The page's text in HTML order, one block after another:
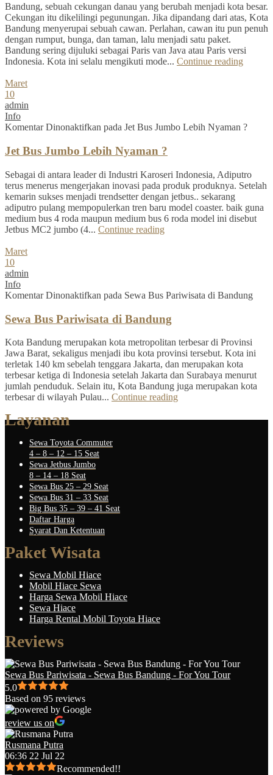
Bandung, sebuah cekungan danau yang berubah menjadi kota besar.
Cekungan itu dikelilingi pegunungan. Jika dipandang dari atas, Kota
Bandung menyerupai sebuah cawan. Perlahan, cawan itu pun penuh
dengan rumput, bunga, dan taman, lalu menjadi satu paket.
Bandung sering dijuluki sebagai Paris van Java atau Paris versi
Indonesia. Kota ini selalu mengikuti mode... Continue reading
Maret
10
admin
Info
Komentar Dinonaktifkan pada Jet Bus Jumbo Lebih Nyaman ?
Jet Bus Jumbo Lebih Nyaman ?
Sebagai di antara leader di Industri Karoseri Indonesia, Adiputro
terus menerus mengerjakan inovasi pada produk produknya. Setelah
kemarin sukses menjadi trendsetter dengan jetbus.. sekarang
adiputro pulang mempopulerkan tren baru model coaster. baik guna
medium bus 4 roda maupun medium bus 6 roda model ini disebut
Jetbus MC2 jumbo (4... Continue reading
Maret
10
admin
Info
Komentar Dinonaktifkan pada Sewa Bus Pariwisata di Bandung
Sewa Bus Pariwisata di Bandung
Kota Bandung merupakan kota metropolitan terbesar di Provinsi
Jawa Barat, sekaligus menjadi ibu kota provinsi tersebut. Kota ini
terletak 140 km sebelah tenggara Jakarta, dan merupakan kota
terbesar ketiga di Indonesia setelah Jakarta dan Surabaya menurut
jumlah penduduk. Selain itu, Kota Bandung juga merupakan kota
terbesar di wilayah Pulau... Continue reading
Layanan
Sewa Toyota Commuter
4 – 8 – 12 – 15 Seat
Sewa Jetbus Jumbo
8 – 14 – 18 Seat
Sewa Bus 25 – 29 Seat
Sewa Bus 31 – 33 Seat
Big Bus 35 – 39 – 41 Seat
Daftar Harga
Syarat Dan Ketentuan
Paket Wisata
Sewa Mobil Hiace
Mobil Hiace Sewa
Harga Sewa Mobil Hiace
Sewa Hiace
Harga Rental Mobil Toyota Hiace
Reviews
Sewa Bus Pariwisata - Sewa Bus Bandung - For You Tour
5.0
Based on 95 reviews
review us on
Rusmana Putra
06:36 22 Jul 22
Recommended!!